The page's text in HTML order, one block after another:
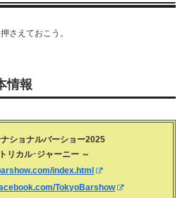
さえておこう。
情報
ショナルバーショー2025
･ジャーニー ～
index.html
TokyoBarshow